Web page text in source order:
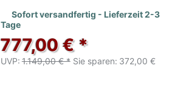
Sofort versandfertig - Lieferzeit 2-3
Tage
777,00 € *
UVP: 1.149,00 € * Sie sparen: 372,00 €